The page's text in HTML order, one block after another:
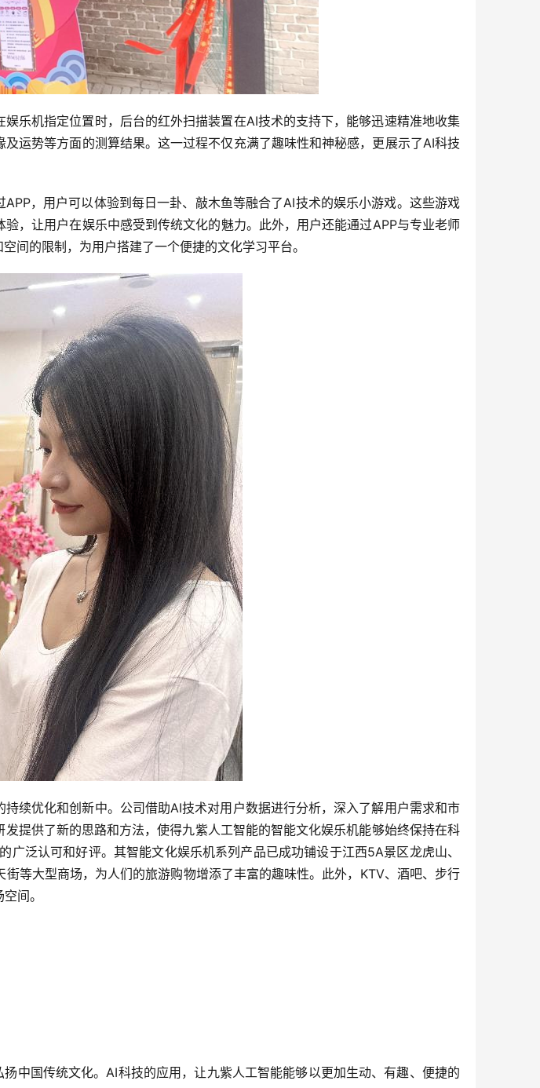
乐机指定位置时，后台的红外扫描装置在AI技术的支持下，能够迅速精准地收集
运势等方面的测算结果。这一过程不仅充满了趣味性和神秘感，更展示了AI科技
，用户可以体验到每日一卦、敲木鱼等融合了AI技术的娱乐小游戏。这些游戏
，让用户在娱乐中感受到传统文化的魅力。此外，用户还能通过APP与专业老师
间的限制，为用户搭建了一个便捷的文化学习平台。
续优化和创新中。公司借助AI技术对用户数据进行分析，深入了解用户需求和市
提供了新的思路和方法，使得九紫人工智能的智能文化娱乐机能够始终保持在科
泛认可和好评。其智能文化娱乐机系列产品已成功铺设于江西5A景区龙虎山、
等大型商场，为人们的旅游购物增添了丰富的趣味性。此外，KTV、酒吧、步行
间。
中国传统文化。AI科技的应用，让九紫人工智能能够以更加生动、有趣、便捷的